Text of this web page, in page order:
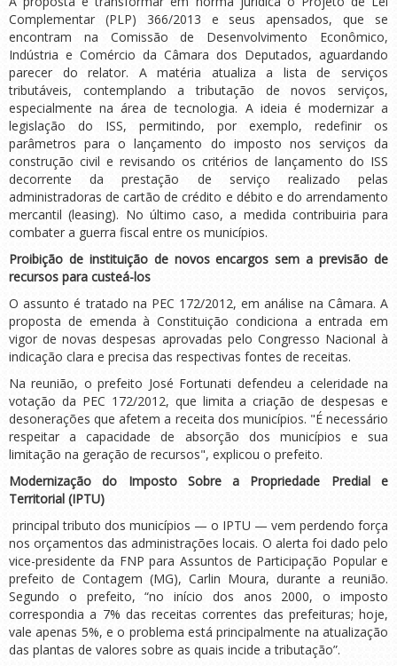
Complementar (PLP) 366/2013 e seus apensados, que se
encontram na Comissão de Desenvolvimento Econômico,
Indústria e Comércio da Câmara dos Deputados, aguardando
parecer do relator. A matéria atualiza a lista de serviços
tributáveis, contemplando a tributação de novos serviços,
especialmente na área de tecnologia. A ideia é modernizar a
legislação do ISS, permitindo, por exemplo, redefinir os
parâmetros para o lançamento do imposto nos serviços da
construção civil e revisando os critérios de lançamento do ISS
decorrente da prestação de serviço realizado pelas
administradoras de cartão de crédito e débito e do arrendamento
mercantil (leasing). No último caso, a medida contribuiria para
combater a guerra fiscal entre os municípios.
Proibição de instituição de novos encargos sem a previsão de
recursos para custeá-los
O assunto é tratado na PEC 172/2012, em análise na Câmara. A
proposta de emenda à Constituição condiciona a entrada em
vigor de novas despesas aprovadas pelo Congresso Nacional à
indicação clara e precisa das respectivas fontes de receitas.
Na reunião, o prefeito José Fortunati defendeu a celeridade na
votação da PEC 172/2012, que limita a criação de despesas e
desonerações que afetem a receita dos municípios. "É necessário
respeitar a capacidade de absorção dos municípios e sua
limitação na geração de recursos", explicou o prefeito.
Modernização do Imposto Sobre a Propriedade Predial e
Territorial (IPTU)
principal tributo dos municípios — o IPTU — vem perdendo força
nos orçamentos das administrações locais. O alerta foi dado pelo
vice-presidente da FNP para Assuntos de Participação Popular e
prefeito de Contagem (MG), Carlin Moura, durante a reunião.
Segundo o prefeito, “no início dos anos 2000, o imposto
correspondia a 7% das receitas correntes das prefeituras; hoje,
vale apenas 5%, e o problema está principalmente na atualização
das plantas de valores sobre as quais incide a tributação”.